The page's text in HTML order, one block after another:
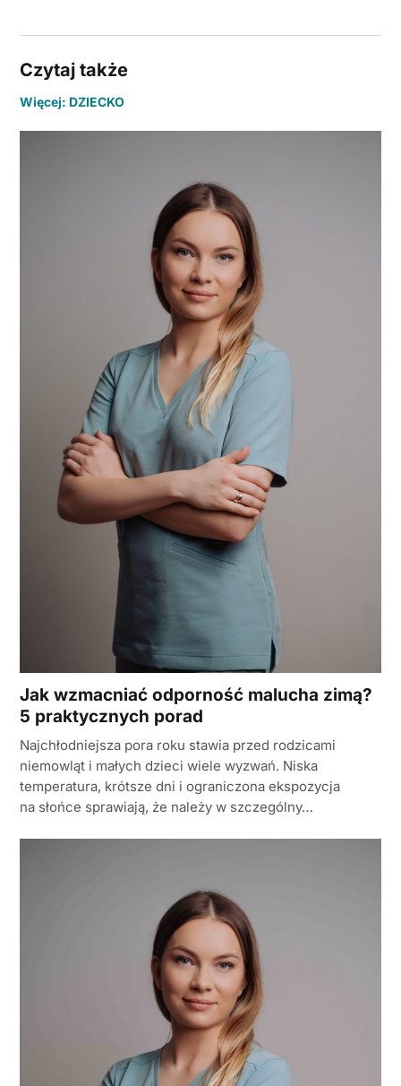
Czytaj także
Więcej: DZIECKO
Jak wzmacniać odporność malucha zimą?
5 praktycznych porad
Najchłodniejsza pora roku stawia przed rodzicami
niemowląt i małych dzieci wiele wyzwań. Niska
temperatura, krótsze dni i ograniczona ekspozycja
na słońce sprawiają, że należy w szczególny…